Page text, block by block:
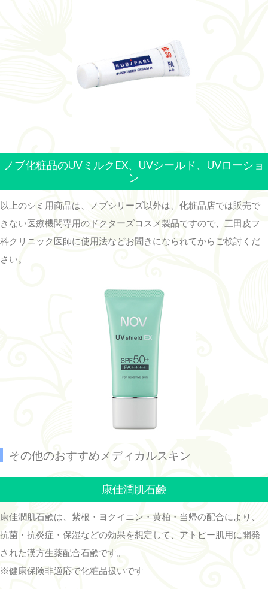
ノブ化粧品のUVミルクEX、UVシールド、UVローショ
ン
以上のシミ用商品は、ノブシリーズ以外は、化粧品店では販売で
きない医療機関専用のドクターズコスメ製品ですので、三田皮フ
科クリニック医師に使用法などお聞きになられてからご検討くだ
さい。
その他のおすすめメディカルスキン
康佳潤肌石鹸
康佳潤肌石鹸は、紫根・ヨクイニン・黄柏・当帰の配合により、
抗菌・抗炎症・保湿などの効果を想定して、アトピー肌用に開発
された漢方生薬配合石鹸です。
※健康保険非適応で化粧品扱いです